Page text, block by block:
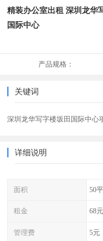
精装办公室出租 深圳龙华
国际中心
产品规格：
关键词
深圳龙华写字楼坂田国际中心
详细说明
面积 50
租金 68元
管理费 5元